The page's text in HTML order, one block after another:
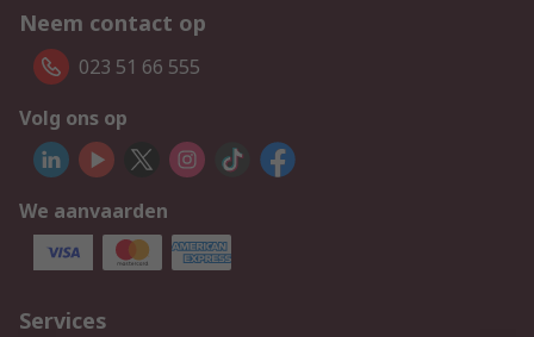
Neem contact op
023 51 66 555
Volg ons op
We aanvaarden
Services